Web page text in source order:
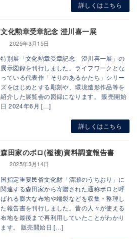
詳しくはこちら
文化勲章受章記念 澄川喜一展
2025年3月15日
特別展「文化勲章受章記念 澄川喜一展」の
展示図録を刊行しました。ライフワークとな
っている代表作「そりのあるかたち」シリー
ズをはじめとする彫刻や、環境造形作品等を
紹介した展覧会の図録になります。 販売開始
日 2024年6月 […]
詳しくはこちら
森田家のボロ(襤褸)資料調査報告書
2025年3月14日
国指定重要民俗文化財「清瀬のうちおり」に
関連する森田家から寄贈された通称ボロと呼
ばれる膨大な布地や端裂などを収集・整理し
た報告書を刊行しました。昔の人々が使える
布地を最後まで再利用していたことがわかり
ます。 販売開始日 […]